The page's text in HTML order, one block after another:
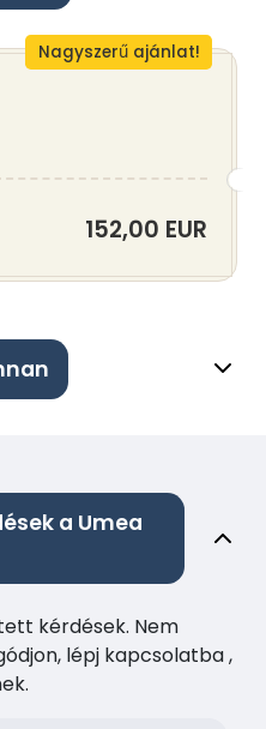
Nagyszerű ajánlat!
152,00 EUR
a Umea
kérdések. Nem
lépj kapcsolatba ,